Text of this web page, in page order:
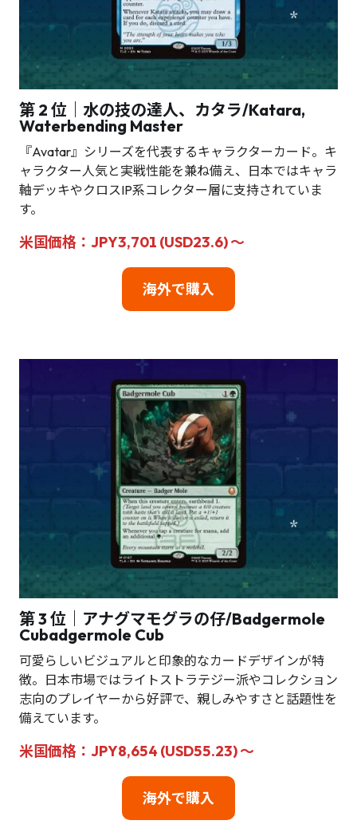
第 2 位｜水の技の達人、カタラ/Katara,
Waterbending Master
『Avatar』シリーズを代表するキャラクターカード。キ
ャラクター人気と実戦性能を兼ね備え、日本ではキャラ
軸デッキやクロスIP系コレクター層に支持されていま
す。
米国価格：JPY3,701 (USD23.6) ～
海外で購入
第 3 位｜アナグマモグラの仔/Badgermole
Cubadgermole Cub
可愛らしいビジュアルと印象的なカードデザインが特
徴。日本市場ではライトストラテジー派やコレクション
志向のプレイヤーから好評で、親しみやすさと話題性を
備えています。
米国価格：JPY8,654 (USD55.23) ～
海外で購入